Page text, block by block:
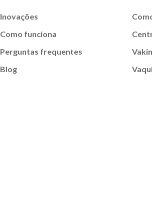
Inovações
Como funciona
Perguntas frequentes
Blog